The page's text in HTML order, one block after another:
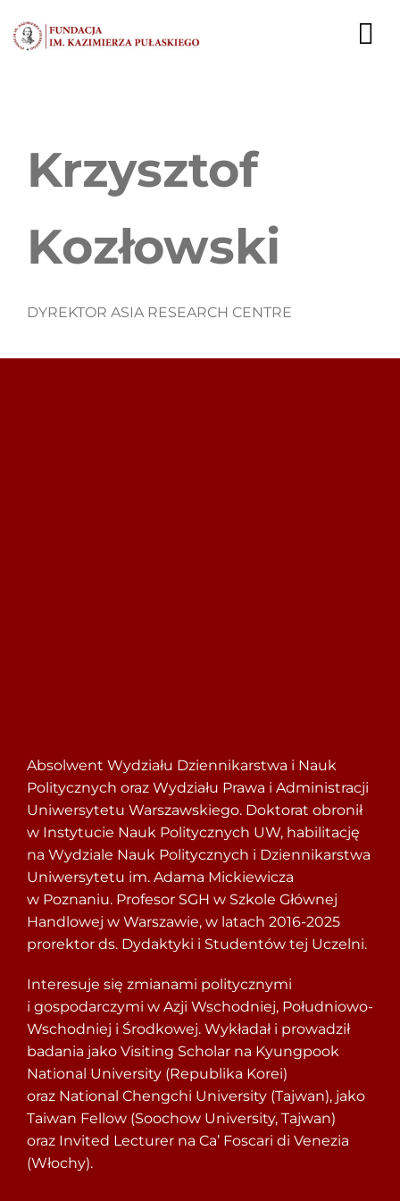
do
zawartości
EKSPERCI
DZIAŁALNOŚĆ
Krzysztof
Kozłowski
DYREKTOR ASIA RESEARCH CENTRE
Absolwent Wydziału Dziennikarstwa i Nauk
Politycznych oraz Wydziału Prawa i Administracji
Uniwersytetu Warszawskiego. Doktorat obronił
w Instytucie Nauk Politycznych UW, habilitację
na Wydziale Nauk Politycznych i Dziennikarstwa
Uniwersytetu im. Adama Mickiewicza
w Poznaniu. Profesor SGH w Szkole Głównej
Handlowej w Warszawie, w latach 2016-2025
prorektor ds. Dydaktyki i Studentów tej Uczelni.
Interesuje się zmianami politycznymi
i gospodarczymi w Azji Wschodniej, Południowo-
Wschodniej i Środkowej. Wykładał i prowadził
badania jako Visiting Scholar na Kyungpook
National University (Republika Korei)
oraz National Chengchi University (Tajwan), jako
Taiwan Fellow (Soochow University, Tajwan)
oraz Invited Lecturer na Ca’ Foscari di Venezia
(Włochy).